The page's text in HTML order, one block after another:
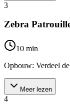
3
Zebra
10 min
Opbouw: Verdeel
Meer lezen
4